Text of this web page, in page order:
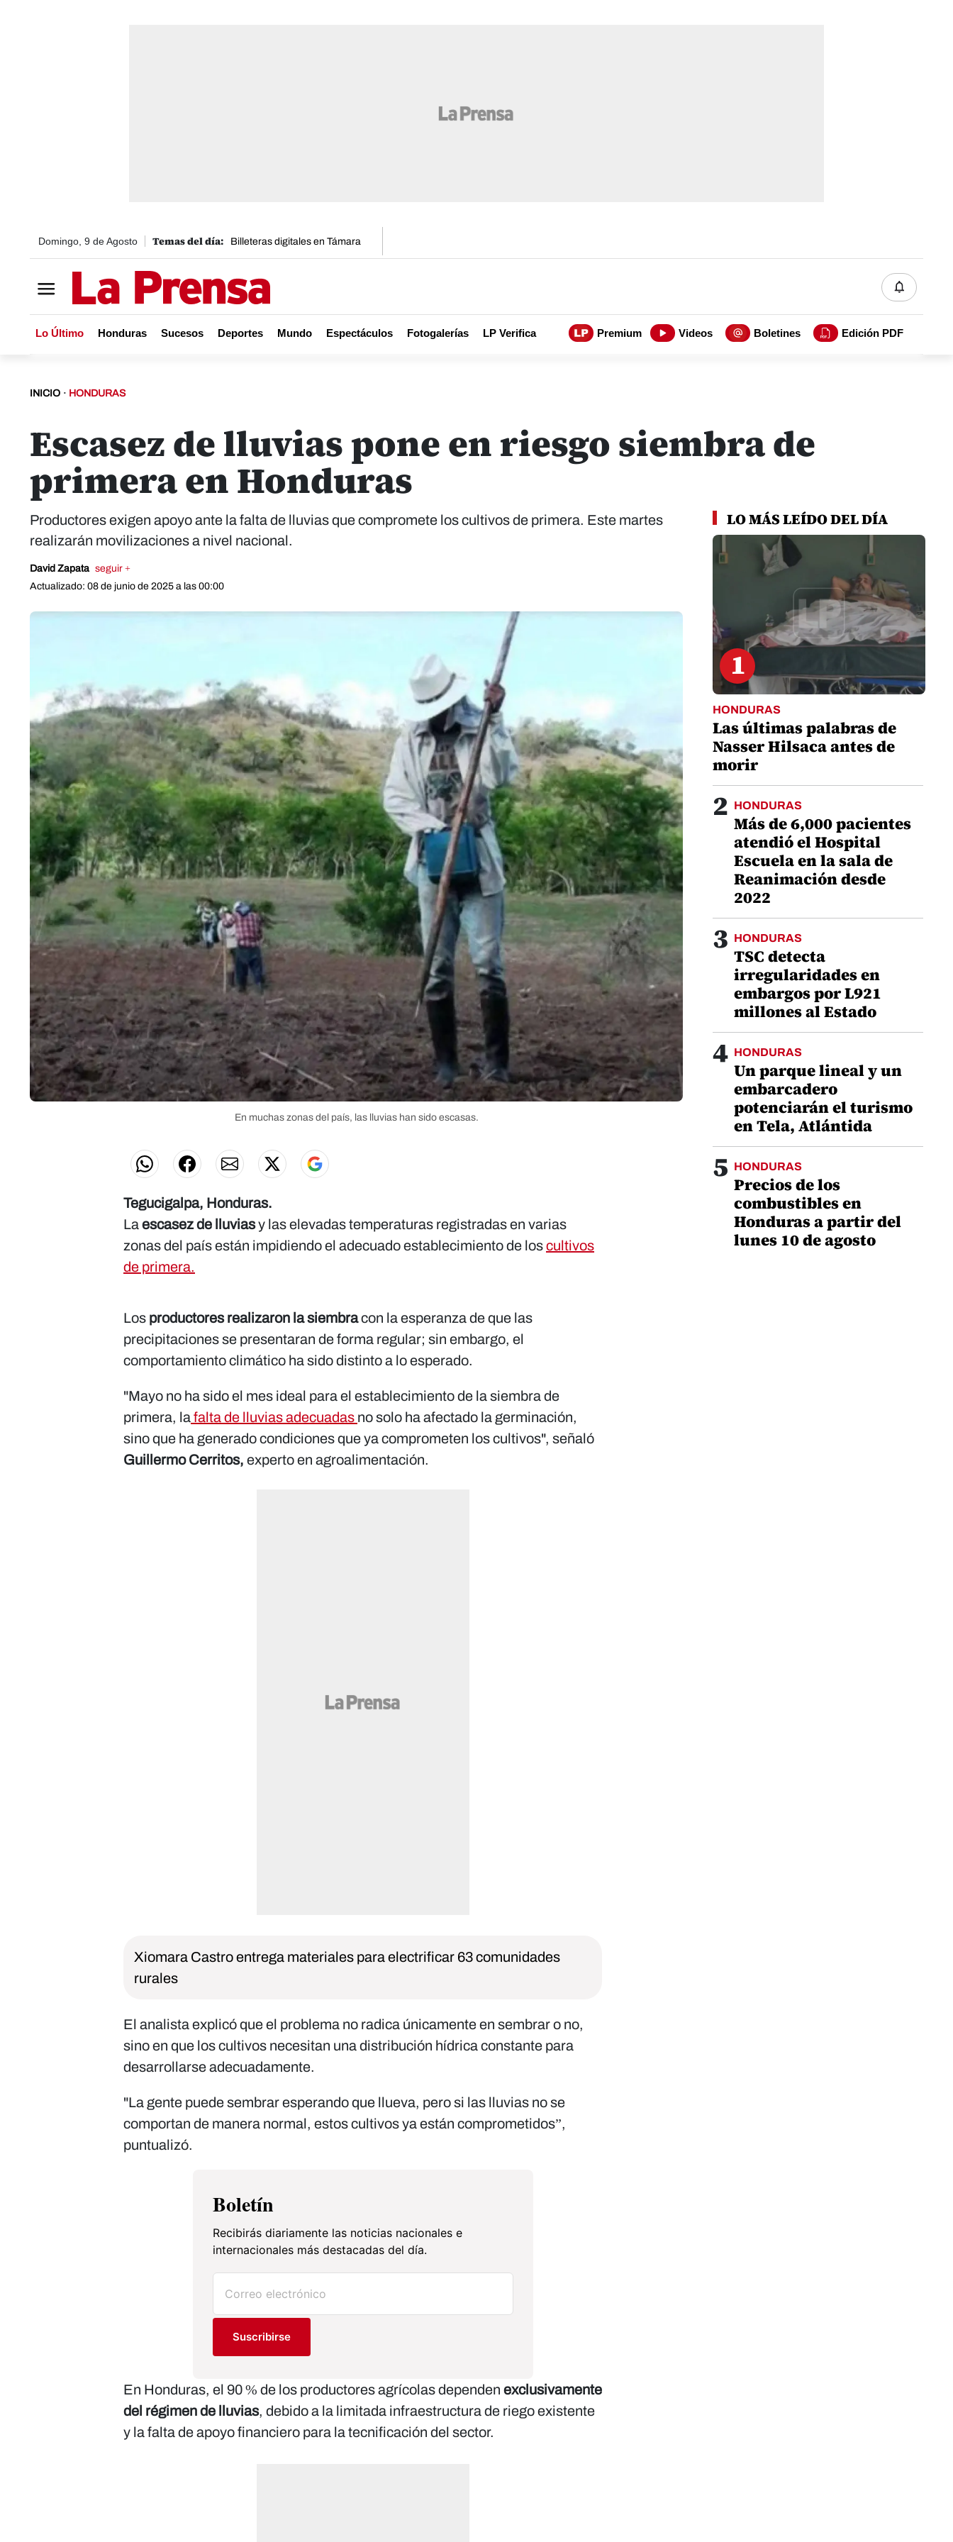
Domingo, 9 de Agosto Billeteras digitales en Támara
Lo Último Honduras Sucesos Deportes Mundo Espectáculos Fotogalerías LP Verifica Premium Videos Boletines Edición PDF
INICIO · HONDURAS
Escasez de lluvias pone en riesgo siembra de
primera en Honduras
Productores exigen apoyo ante la falta de lluvias que compromete los cultivos de primera. Este martes
realizarán movilizaciones a nivel nacional.
David Zapata seguir +
Actualizado: 08 de junio de 2025 a las 00:00
En muchas zonas del país, las lluvias han sido escasas.
Tegucigalpa, Honduras.
Laescasez de lluviasy las elevadas temperaturas registradas en varias
zonas del país están impidiendo el adecuado establecimiento de loscultivos
de primera.
Los productores realizaron la siembracon la esperanza de que las
precipitaciones se presentaran de forma regular; sin embargo, el
comportamiento climático ha sido distinto a lo esperado.
"Mayo no ha sido el mes ideal para el establecimiento de la siembra de
primera, lafalta de lluvias adecuadas no solo ha afectado la germinación,
sino que ha generado condiciones que ya comprometen los cultivos", señaló
Guillermo Cerritos, experto en agroalimentación.
Xiomara Castro entrega materiales para electrificar 63 comunidades
rurales
El analista explicó que el problema no radica únicamente en sembrar o no,
sino en que los cultivos necesitan una distribución hídrica constante para
desarrollarse adecuadamente.
"La gente puede sembrar esperando que llueva, pero si las lluvias no se
comportan de manera normal, estos cultivos ya están comprometidos”,
puntualizó.
Boletín
Recibirás diariamente las noticias nacionales e
internacionales más destacadas del día.
Suscribirse
En Honduras, el 90 % de los productores agrícolas dependen exclusivamente
del régimen de lluvias, debido a la limitada infraestructura de riego existente
y la falta de apoyo financiero para la tecnificación del sector.
LO MÁS LEÍDO DEL DÍA
1
HONDURAS
Las últimas palabras de
Nasser Hilsaca antes de
morir
2 HONDURAS
Más de 6,000 pacientes
atendió el Hospital
Escuela en la sala de
Reanimación desde
2022
3 HONDURAS
TSC detecta
irregularidades en
embargos por L921
millones al Estado
4 HONDURAS
Un parque lineal y un
embarcadero
potenciarán el turismo
en Tela, Atlántida
5 HONDURAS
Precios de los
combustibles en
Honduras a partir del
lunes 10 de agosto